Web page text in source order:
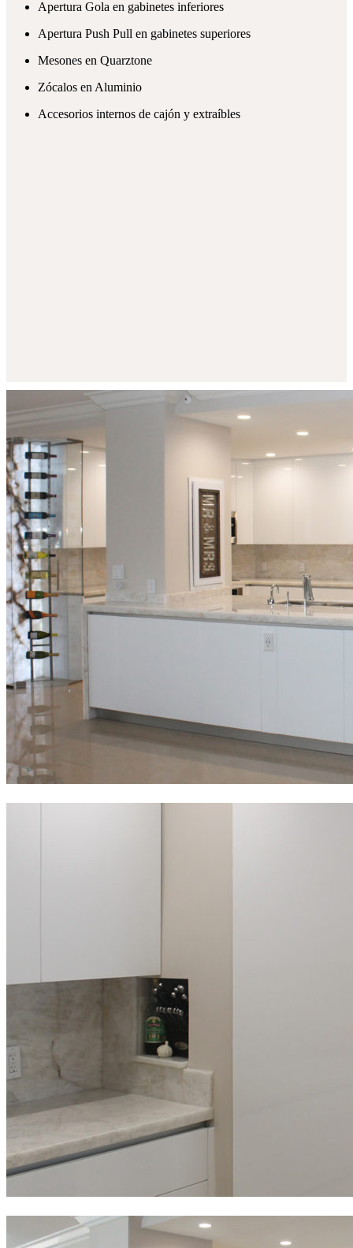
Apertura Gola en gabinetes inferiores
Apertura Push Pull en gabinetes superiores
Mesones en Quarztone
Zócalos en Aluminio
Accesorios internos de cajón y extraíbles